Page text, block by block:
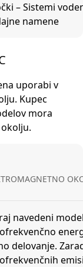
– Sistemi
namene
uporabi v
Kupec
mora
navedeni
delovanje.